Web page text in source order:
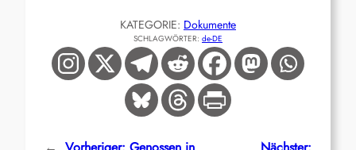
KATEGORIE: Dokumente
SCHLAGWÖRTER: de-DE